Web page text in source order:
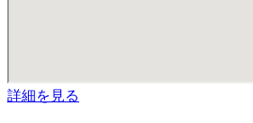
詳細を見る